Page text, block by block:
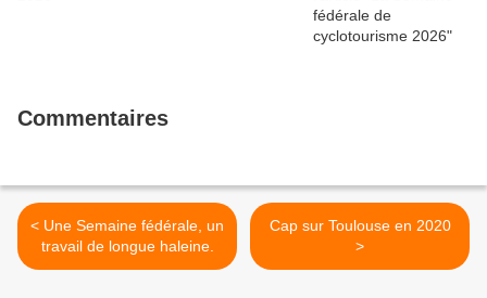
Commentaires
< Une Semaine fédérale, un
travail de longue haleine.
Cap sur Toulouse en 2020
>